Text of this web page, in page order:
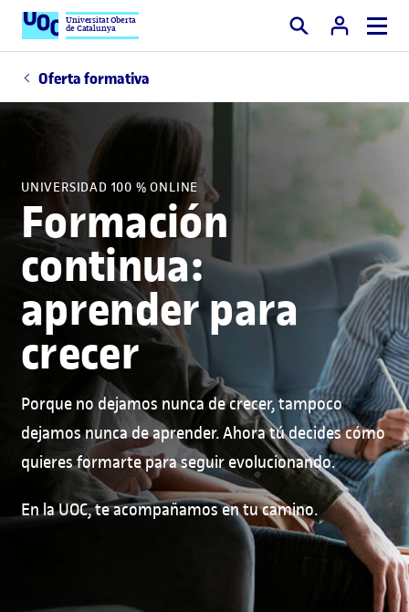
Universitat Oberta
de Catalunya Buscar
Oferta formativa
UNIVERSIDAD 100 % ONLINE
Formación
continua:
aprender para
crecer
Porque no dejamos nunca de crecer, tampoco
dejamos nunca de aprender. Ahora tú decides cómo
quieres formarte para seguir evolucionando.
En la UOC, te acompañamos en tu camino.